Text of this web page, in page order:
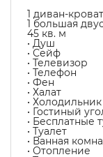
1 диван-
1 большая
45 кв. м
• Душ
• Сейф
• Телевизор
• Телефон
• Фен
• Халат
• Холодильник
• Гостиный
• Бесплатные
• Туалет
• Ванная
• Отопление